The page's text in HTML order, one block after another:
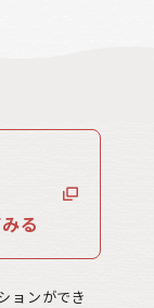
る
ョンができ